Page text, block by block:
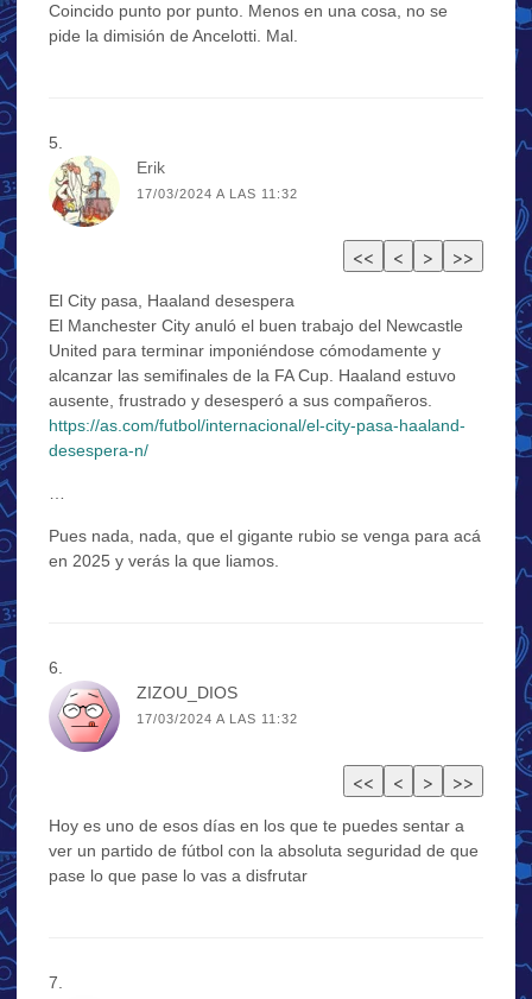
Coincido punto por punto. Menos en una cosa, no se
pide la dimisión de Ancelotti. Mal.
Erik
17/03/2024 A LAS 11:32
El City pasa, Haaland desespera
El Manchester City anuló el buen trabajo del Newcastle
United para terminar imponiéndose cómodamente y
alcanzar las semifinales de la FA Cup. Haaland estuvo
ausente, frustrado y desesperó a sus compañeros.
https://as.com/futbol/internacional/el-city-pasa-haaland-
desespera-n/
…
Pues nada, nada, que el gigante rubio se venga para acá
en 2025 y verás la que liamos.
ZIZOU_DIOS
17/03/2024 A LAS 11:32
Hoy es uno de esos días en los que te puedes sentar a
ver un partido de fútbol con la absoluta seguridad de que
pase lo que pase lo vas a disfrutar